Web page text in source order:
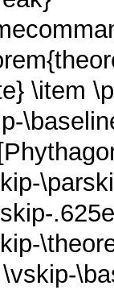
\item